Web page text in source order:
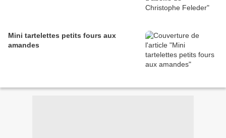
Mini tartelettes petits fours aux
amandes